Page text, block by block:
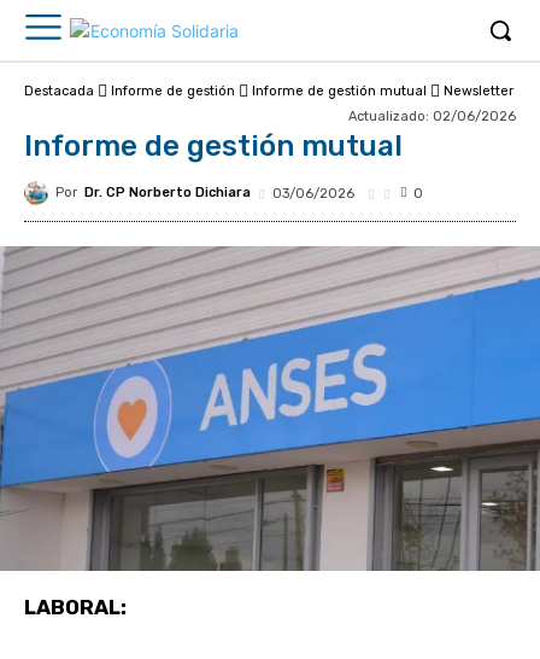
Destacada Informe de gestión Informe de gestión mutual
Newsletter
Actualizado: 02/06/2026
Informe de gestión mutual
Por Dr. CP Norberto Dichiara 03/06/2026 0
LABORAL: